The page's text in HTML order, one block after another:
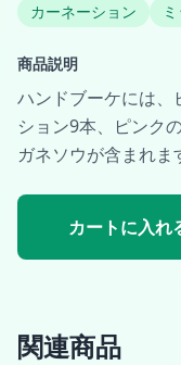
カーネーション
商品説明
ハンドブーケには、
ション9本、ピンク
ガネソウが含まれま
カートに入れ
関連商品